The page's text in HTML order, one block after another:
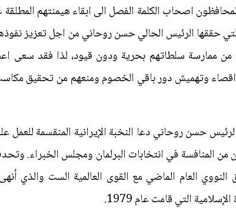
اصحاب الكلمة الفصل الى ابقاء هيمنتهم
حققها الرئيس الحالي حسن روحاني من اجل تعزيز
من ممارسة سلطاتهم بحرية ودون قيود، لذا فقد سعى
وتهميش دور باقي الخصوم ومنعهم من تحقيق
حسن روحاني دعا النخبة الإيرانية المنقسمة للعمل
من المنافسة في انتخابات البرلمان ومجلس الخبراء.
العام الماضي مع القوى العالمية الست والذي
التي قامت عام 1979.